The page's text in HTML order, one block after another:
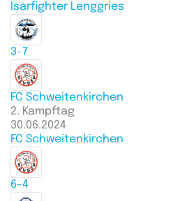
Isarfighter Lenggries
3-7
FC Schweitenkirchen
2. Kampftag
30.06.2024
FC Schweitenkirchen
6-4